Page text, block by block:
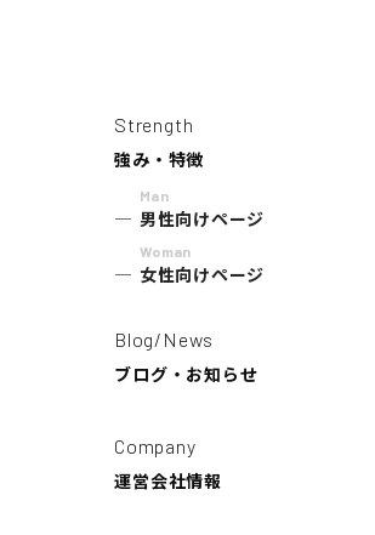
Blog/News
ブログ・お知らせ
Strength
強み・特徴
Man
男性向けページ
Woman
女性向けページ
Company
運営会社情報